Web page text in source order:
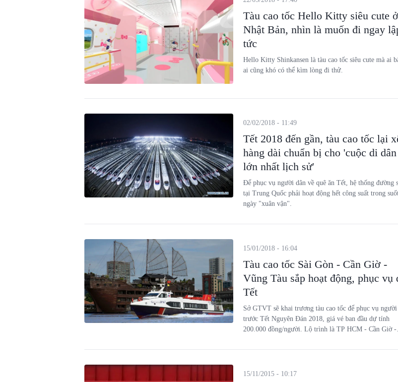
Tàu cao tốc Hello Kitty siêu cute ở
Nhật Bản, nhìn là muốn đi ngay
tức
Hello Kitty Shinkansen là tàu cao tốc siêu cute mà ai
ai cũng khó có thể kìm lòng đi thử.
Tết 2018 đến gần, tàu cao tốc lại
hàng dài chuẩn bị cho 'cuộc di dân
lớn nhất lịch sử'
02/02/2018 - 11:49
Để phục vụ người dân về quê ăn Tết, hệ thống đường
tại Trung Quốc phải hoạt động hết công suất trong
ngày "xuân vận".
Tàu cao tốc Sài Gòn - Cần Giờ -
Vũng Tàu sắp hoạt động, phục vụ
Tết
15/01/2018 - 16:04
Sở GTVT sẽ khai trương tàu cao tốc để phục vụ người
trước Tết Nguyên Đán 2018, giá vé ban đầu dự tính
200.000 đồng/người. Lộ trình là TP HCM - Cần Giờ -
15/11/2015 - 10:17